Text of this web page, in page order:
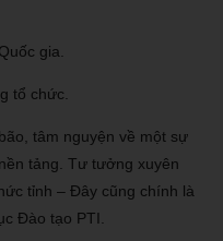
gia.
tổ chức.
tâm nguyện về một sự
tảng. Tư tưởng xuyên
tỉnh – Đây cũng chính là
Đào tạo PTI.